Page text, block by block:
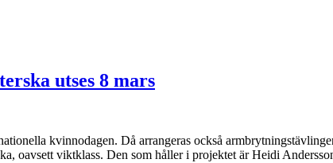
utses 8 mars
kvinnodagen. Då arrangeras också
oavsett viktklass. Den som håller i projektet är Heidi